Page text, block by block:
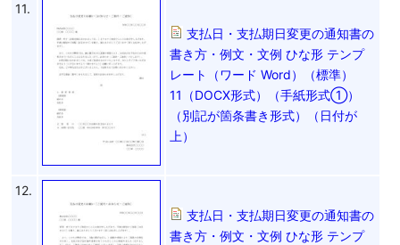
11.
支払日・支払期日変更の通知書の
書き方・例文・文例 ひな形 テンプ
レート（ワード Word）（標準）
11（DOCX形式）（手紙形式①）
（別記が箇条書き形式）（日付が
上）
12.
支払日・支払期日変更の通知書の
書き方・例文・文例 ひな形 テンプ